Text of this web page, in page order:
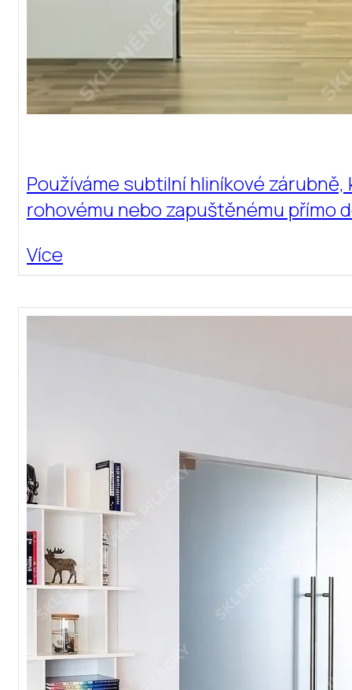
Používáme subtilní hliníkové
rohovému nebo zapuštěnému přímo
Více